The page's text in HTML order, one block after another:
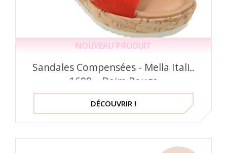
NOUVEAU PRODUIT
Sandales Compensées - Mella Italie
1699 – Daim Rouge
DÉCOUVRIR !